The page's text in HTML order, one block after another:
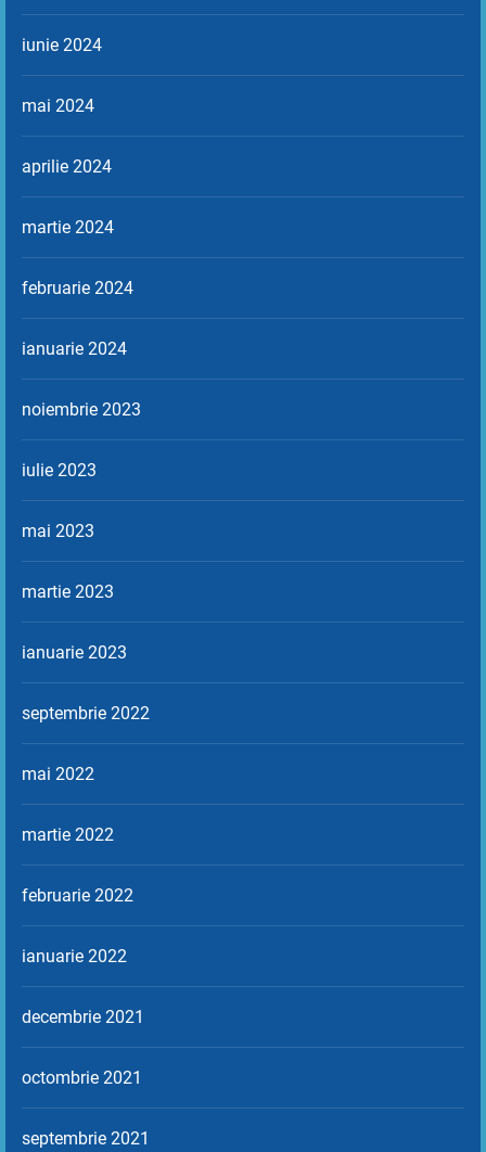
iunie 2024
mai 2024
aprilie 2024
martie 2024
februarie 2024
ianuarie 2024
noiembrie 2023
iulie 2023
mai 2023
martie 2023
ianuarie 2023
septembrie 2022
mai 2022
martie 2022
februarie 2022
ianuarie 2022
decembrie 2021
octombrie 2021
septembrie 2021